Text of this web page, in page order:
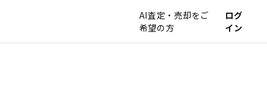
AI査定・売却をご
希望の方
ログ
イン